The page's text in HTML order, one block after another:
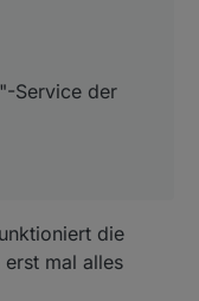
Service der
die
mal alles